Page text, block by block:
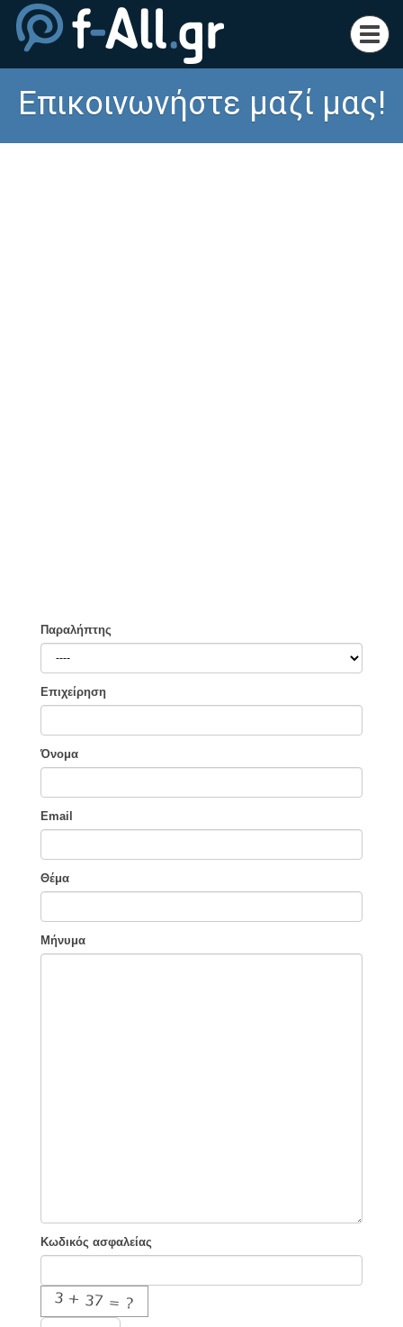
Επικοινωνήστε μαζί μας!
Παραλήπτης
Επιχείρηση
Όνομα
Email
Θέμα
Μήνυμα
Κωδικός ασφαλείας